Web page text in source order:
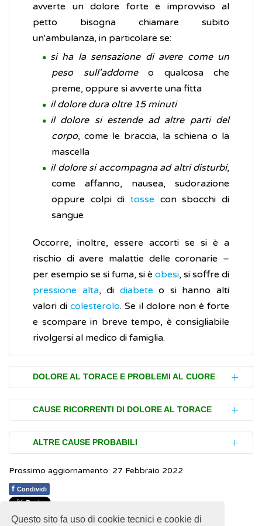
Questo sito fa uso di cookie tecnici e cookie di
avverte un dolore forte e improvviso al
petto bisogna chiamare subito
un'ambulanza, in particolare se:
si ha la sensazione di avere come un
peso
sull'addomeo qualcosa che
preme, oppure si avverte una fitta
il dolore dura oltre 15 minuti
il dolore si estende ad altre parti del
corpo, come le braccia, la schiena o la
mascella
il dolore si accompagna ad altri disturbi,
come affanno, nausea, sudorazione
oppure colpi di tosse con sbocchi di
sangue
Occorre, inoltre, essere accorti se si è a
rischio di avere malattie delle coronarie –
per esempio se si fuma, si è obesi, si soffre di
pressione alta, di diabete o si hanno alti
valori dicolesterolo. Se il dolore non è forte
e scompare in breve tempo, è consigliabile
rivolgersi al medico di famiglia.
DOLORE AL TORACE E PROBLEMI AL CUORE
La causa del dolore al torace può essere
legata a un problema cardiaco ma non
sempre si tratta di un evento grave. Il
dolore, infatti, può essere un sintomo di:
angina, quando si riduce il flusso di
riversa in una parte del cuore si arresta
CAUSE RICORRENTI DI DOLORE AL TORACE
Nella maggior parte dei casi, il dolore al
torace non è legato a problemi cardiaci e
non costituisce una minaccia per la vita. È
bene, comunque, rivolgersi al medico
curante per scoprirne le cause. Alcune delle
più comuni includono:
ALTRE CAUSE PROBABILI
Il dolore al petto può derivare anche da:
Prossimo aggiornamento: 27 Febbraio 2022
f Condividi
1 1 1 1 1 Rating 2.47 (15 Votes)